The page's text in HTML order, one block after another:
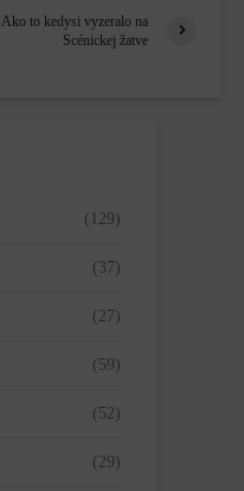
Ako to kedysi vyzeralo na
Scénickej žatve
(129)
(37)
(27)
(59)
(52)
(29)